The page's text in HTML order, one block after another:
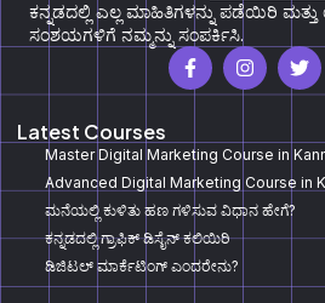
ಕನ್ನಡದಲ್ಲಿ ಎಲ್ಲ ಮಾಹಿತಿಗಳನ್ನು ಪಡೆಯಿರಿ ಮತ್ತು
ಸಂಶಯಗಳಿಗೆ ನಮ್ಮನ್ನು ಸಂಪರ್ಕಿಸಿ.
Latest Courses
Master Digital Marketing Course in
Advanced Digital Marketing Course in
ಮನೆಯಲ್ಲಿ ಕುಳಿತು ಹಣ ಗಳಿಸುವ ವಿಧಾನ ಹೇಗೆ?
ಕನ್ನಡದಲ್ಲಿ ಗ್ರಾಫಿಕ್‌ ಡಿಸೈನ್‌ ಕಲಿಯಿರಿ
ಡಿಜಿಟಲ್‌ ಮಾರ್ಕೆಟಿಂಗ್‌ ಎಂದರೇನು?